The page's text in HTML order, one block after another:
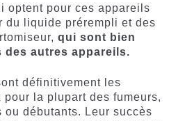
optent pour ces appareils
du liquide prérempli et des
qui sont bien
des autres appareils.
définitivement les
la plupart des fumeurs,
ou débutants. Leur succès